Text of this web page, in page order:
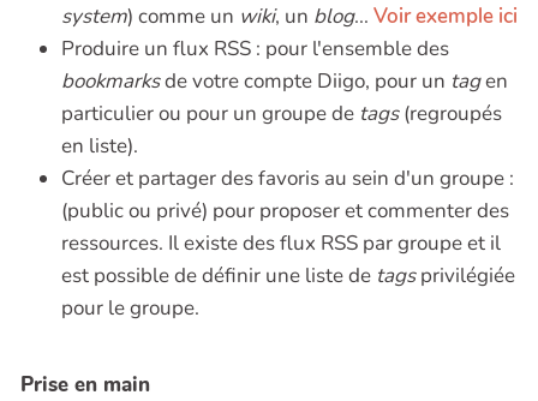
system) comme un wiki, un blog... Voir exemple ici
Produire un flux RSS : pour l'ensemble des
bookmarksde votre compte Diigo, pour un tagen
particulier ou pour un groupe de tags(regroupés
en liste).
Créer et partager des favoris au sein d'un groupe :
(public ou privé) pour proposer et commenter des
ressources. Il existe des flux RSS par groupe et il
est possible de définir une liste de tagsprivilégiée
pour le groupe.
Prise en main